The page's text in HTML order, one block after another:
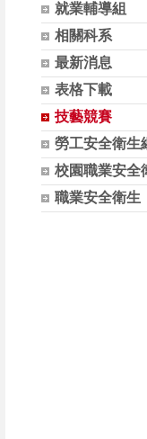
就業輔導組
相關科系
最新消息
表格下載
技藝競賽
勞工安全衛生
校園職業安全
職業安全衛生